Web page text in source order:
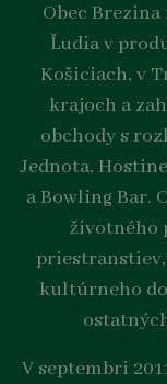
Obec Brezina
Ľudia v
Košiciach, v
krajoch a
obchody s
Jednota,
a Bowling Bar.
životného
kultúrneho
V septembri